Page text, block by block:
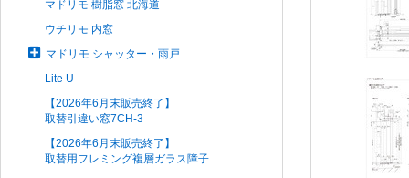
マドリモ 樹脂窓 北海道
ウチリモ 内窓
マドリモ シャッター・雨戸
Lite U
【2026年6月末販売終了】
取替引違い窓7CH-3
【2026年6月末販売終了】
取替用フレミング複層ガラス障子